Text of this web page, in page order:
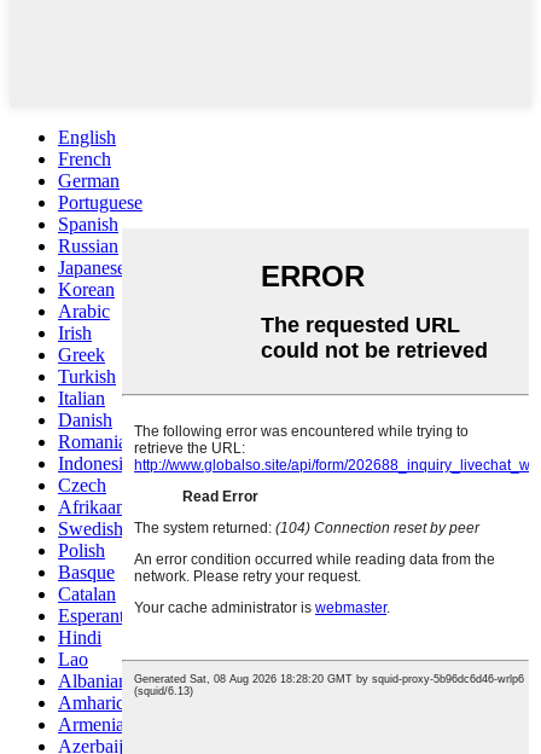
English
French
German
Portuguese
Spanish
Russian
Japanese
Korean
Arabic
Irish
Greek
Turkish
Italian
Danish
Romanian
Indonesian
Czech
Afrikaans
Swedish
Polish
Basque
Catalan
Esperanto
Hindi
Lao
Albanian
Amharic
Armenian
Azerbaijani